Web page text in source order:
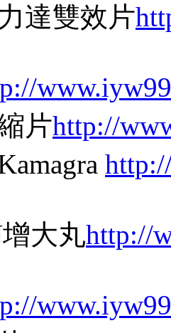
達雙效片
片http://
大丸http://